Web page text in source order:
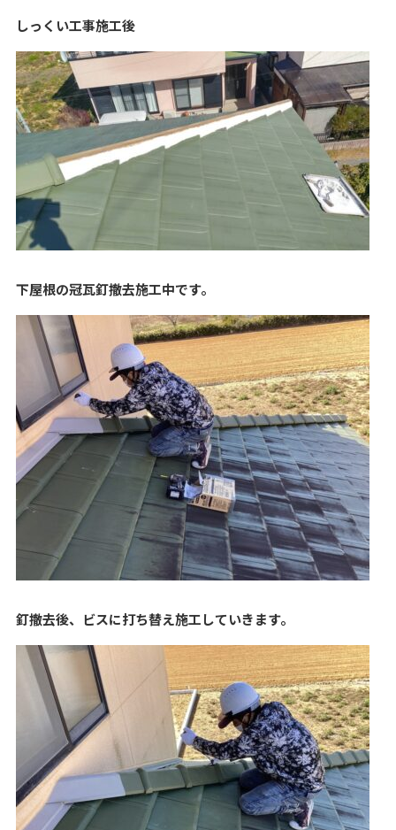
しっくい工事施工後
下屋根の冠瓦釘撤去施工中です。
釘撤去後、ビスに打ち替え施工していきます。